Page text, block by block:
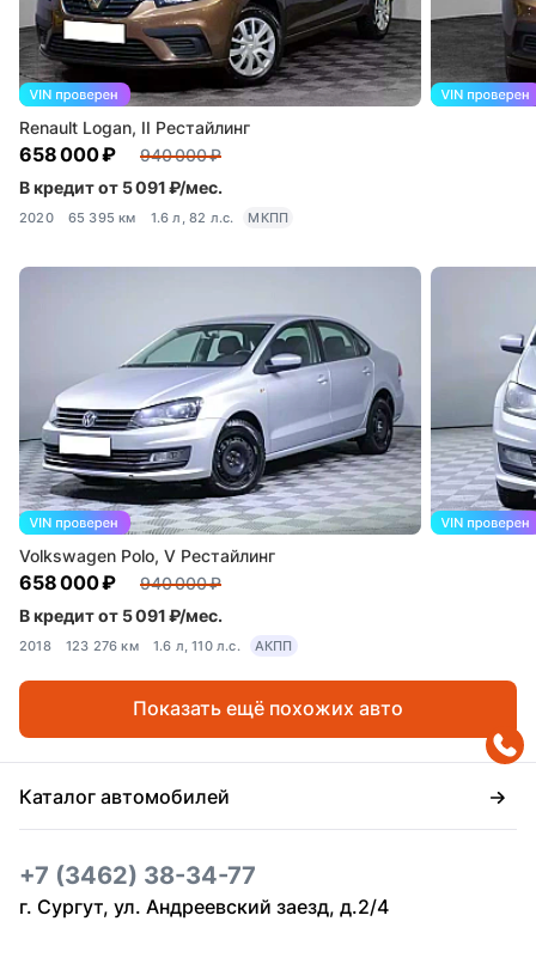
Renault Logan, II Рестайлинг
658 000 ₽
940 000 ₽
В кредит от 5 091 ₽/мес.
2020 65 395 км 1.6 л, 82 л.с. МКПП
Volkswagen Polo, V Рестайлинг
658 000 ₽
940 000 ₽
В кредит от 5 091 ₽/мес.
2018 123 276 км 1.6 л, 110 л.с. АКПП
Показать ещё похожих авто
Каталог автомобилей
+7 (3462) 38-34-77
г. Сургут, ул. Андреевский заезд, д.2/4